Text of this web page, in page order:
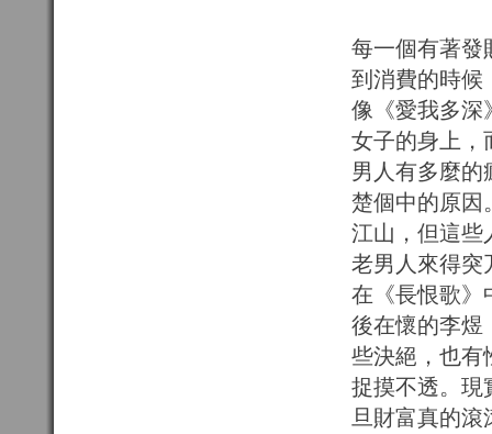
每一個有著發
到消費的時候
像《愛我多深
女子的身上
男人有多麼
楚個中的原因
江山，但這些
老男人來得突
在《長恨歌》
後在懷的李煜
些決絕，也有
捉摸不透。現
旦財富真的